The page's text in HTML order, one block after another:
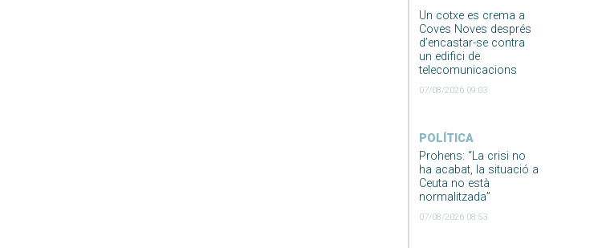
Un cotxe es crema a
Coves Noves després
d’encastar-se contra
un edifici de
telecomunicacions
07/08/2026 09:03
POLÍTICA
Prohens: “La crisi no
ha acabat, la situació a
Ceuta no està
normalitzada”
07/08/2026 08:53